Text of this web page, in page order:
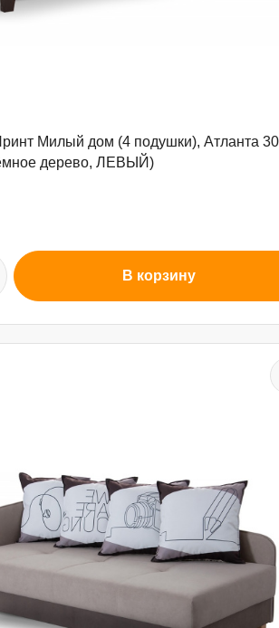
Милый дом (4 подушки), Атланта
дерево, ЛЕВЫЙ)
В корзину